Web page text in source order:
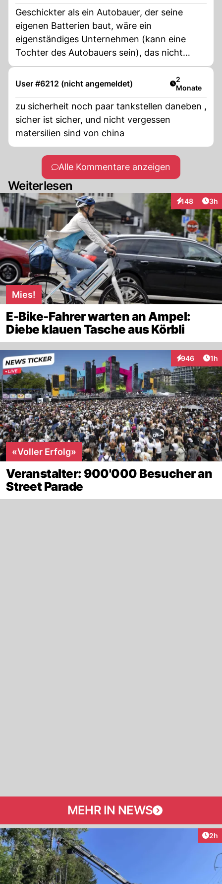
Geschickter als ein Autobauer, der seine
eigenen Batterien baut, wäre ein
eigenständiges Unternehmen (kann eine
Tochter des Autobauers sein), das nicht
anderes macht, als Batterien zu bauen und
diese dem Autobauer, aber auch anderen
User #6212 (nicht angemeldet) Artikel
2
Monate
zu sicherheit noch paar tankstellen daneben ,
sicher ist sicher, und nicht vergessen
matersilien sind von china
Alle Kommentare anzeigen
Weiterlesen
148
Interaktionen
3h
Mies!
E-Bike-Fahrer warten an Ampel:
Diebe klauen Tasche aus Körbli
946
Interaktionen
1h
«Voller Erfolg»
Veranstalter: 900'000 Besucher an
Street Parade
MEHR IN NEWS
2h